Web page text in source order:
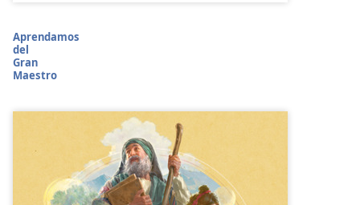
Aprendamos
del
Gran
Maestro